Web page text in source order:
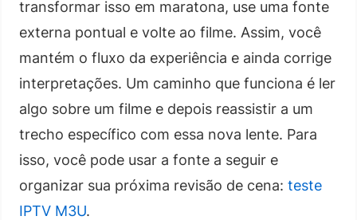
transformar isso em maratona, use uma fonte
externa pontual e volte ao filme. Assim, você
mantém o fluxo da experiência e ainda corrige
interpretações. Um caminho que funciona é ler
algo sobre um filme e depois reassistir a um
trecho específico com essa nova lente. Para
isso, você pode usar a fonte a seguir e
organizar sua próxima revisão de cena: teste
IPTV M3U.